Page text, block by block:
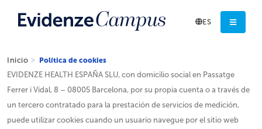
ES
Inicio Política de cookies
EVIDENZE HEALTH ESPAÑA SLU, con domicilio social en Passatge
Ferrer i Vidal, 8 – 08005 Barcelona, por su propia cuenta o a través de
un tercero contratado para la prestación de servicios de medición,
puede utilizar cookies cuando un usuario navegue por el sitio web